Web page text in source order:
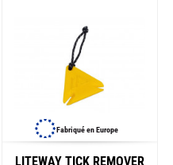
Fabriqué en Europe
LITEWAY TICK REMOVER